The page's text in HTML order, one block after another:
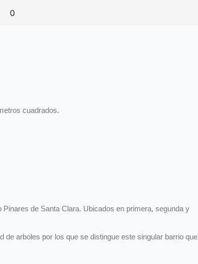
0
cuadrados.
de Santa Clara. Ubicados en primera, segunda y
arboles por los que se distingue este singular barrio que